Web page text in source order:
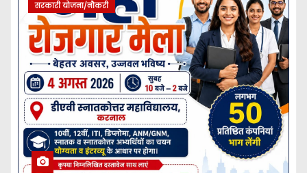
सरकारी योजना/नौकरी